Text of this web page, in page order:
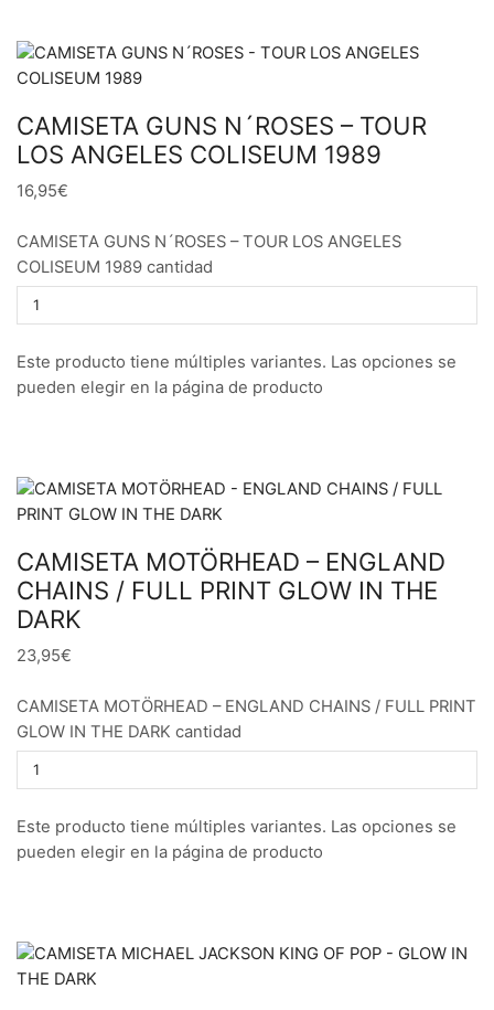
CAMISETA GUNS N´ROSES – TOUR
LOS ANGELES COLISEUM 1989
16,95€
CAMISETA GUNS N´ROSES – TOUR LOS ANGELES
COLISEUM 1989 cantidad
Este producto tiene múltiples variantes. Las opciones se
pueden elegir en la página de producto
CAMISETA MOTÖRHEAD – ENGLAND
CHAINS / FULL PRINT GLOW IN THE
DARK
23,95€
CAMISETA MOTÖRHEAD – ENGLAND CHAINS / FULL PRINT
GLOW IN THE DARK cantidad
Este producto tiene múltiples variantes. Las opciones se
pueden elegir en la página de producto